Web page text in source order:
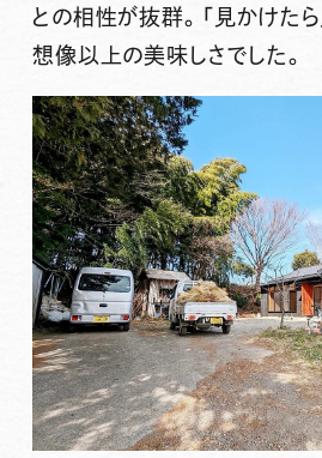
との相性が抜群。「見かけたら
想像以上の美味しさでした。